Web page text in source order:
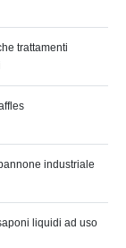
trattamenti
industriale
liquidi ad uso